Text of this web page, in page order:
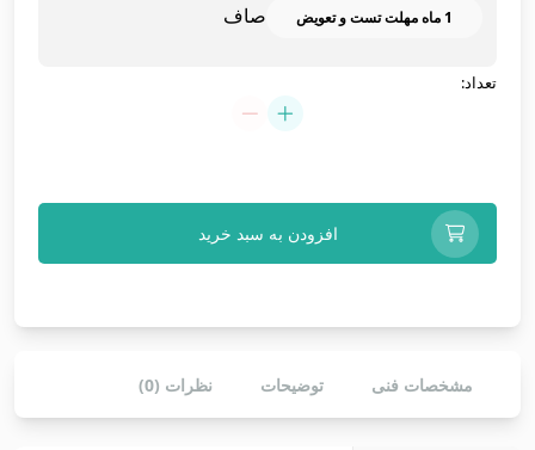
صاف
تعداد:
Gaming
G5-
5500
افزودن به سبد خرید
مشخصات فنی توضیحات نظرات (0)